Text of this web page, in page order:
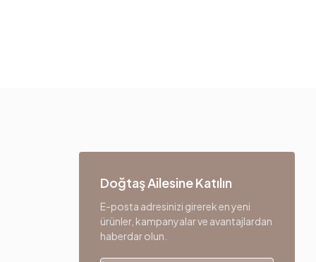
Doğtaş Ailesine Katılın
E-posta adresinizi girerek en yeni
ürünler, kampanyalar ve avantajlardan
haberdar olun.